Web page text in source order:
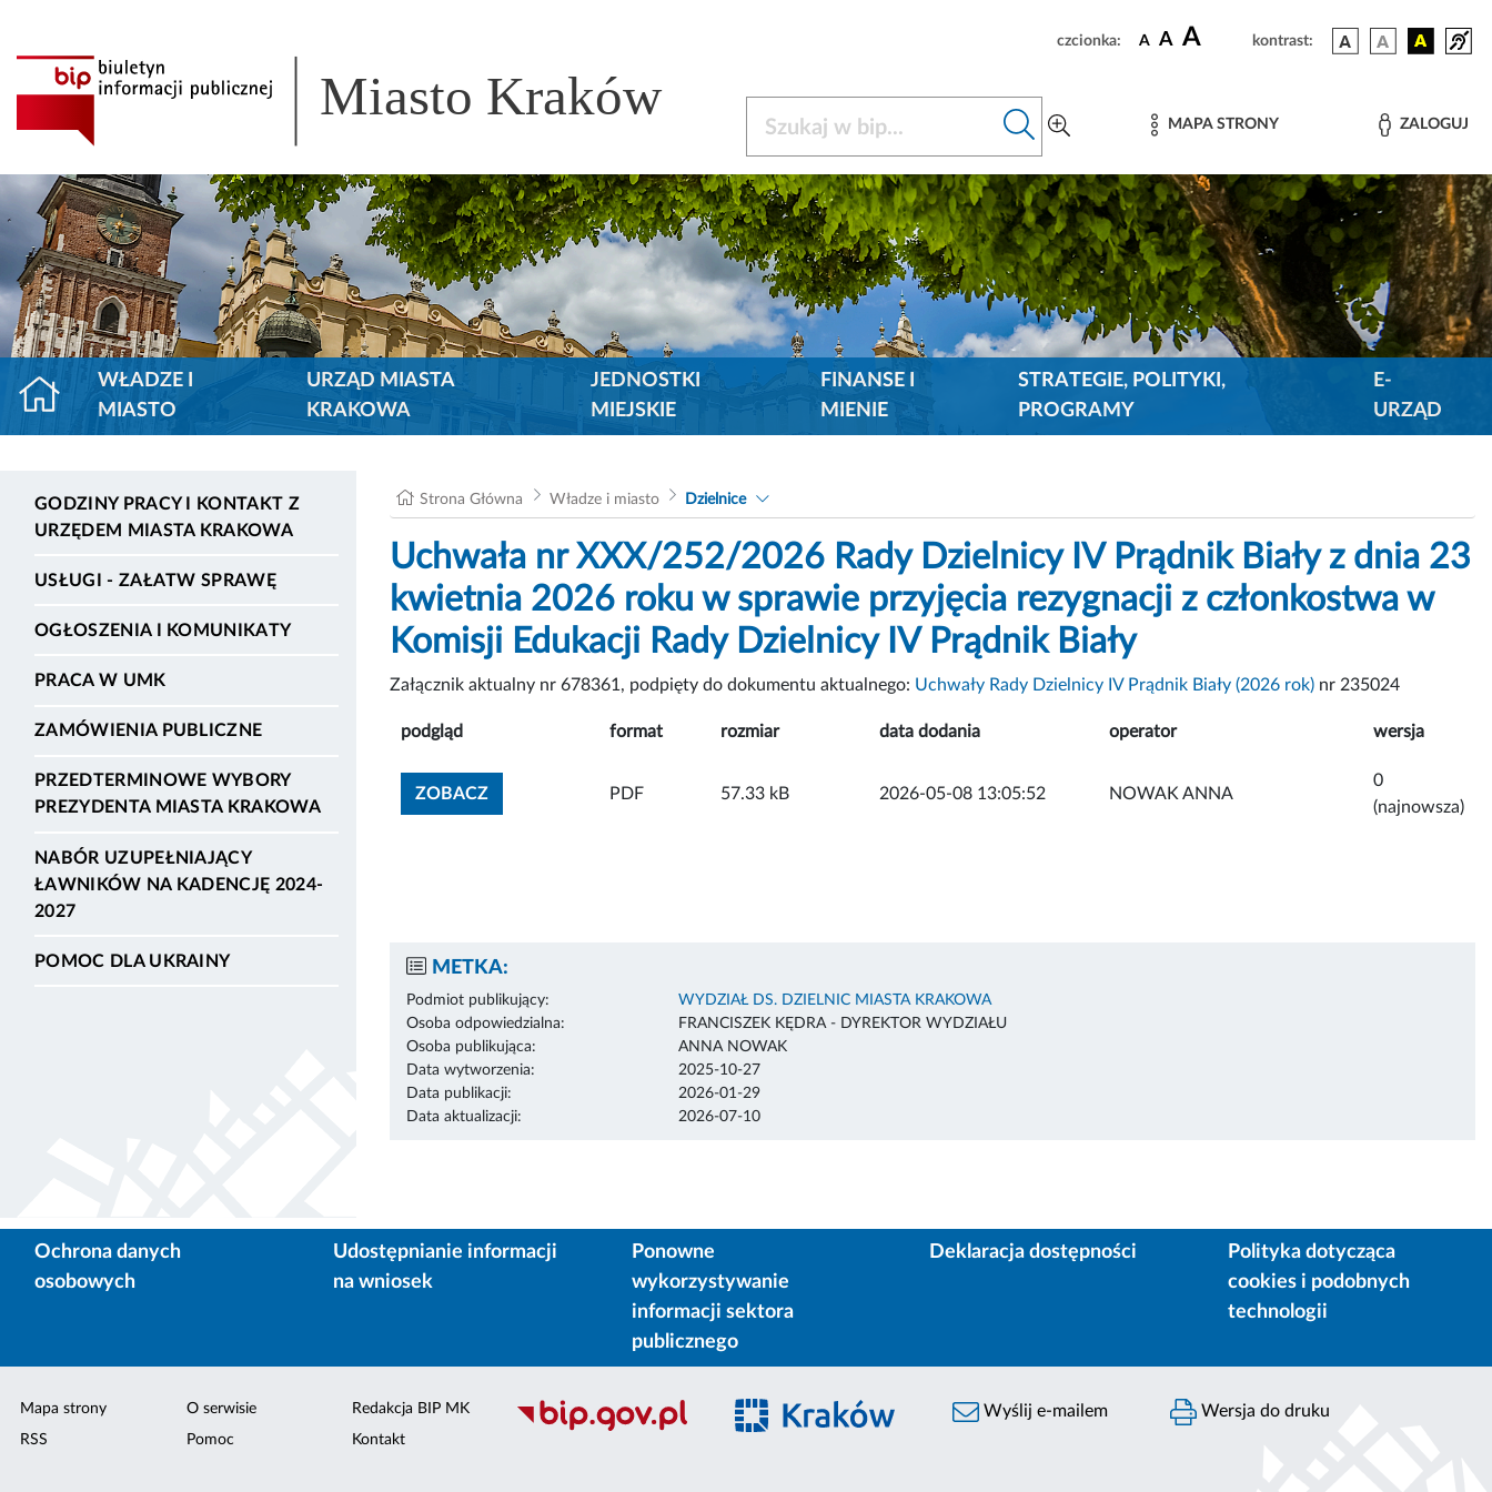
czcionka: A A A kontrast:
Miasto Kraków MAPA STRONY ZALOGUJ
WŁADZE I
MIASTO
URZĄD MIASTA
KRAKOWA
JEDNOSTKI
MIEJSKIE
FINANSE I
MIENIE
STRATEGIE, POLITYKI,
PROGRAMY
E-
URZĄD
GODZINY PRACY I KONTAKT Z
URZĘDEM MIASTA KRAKOWA
USŁUGI - ZAŁATW SPRAWĘ
OGŁOSZENIA I KOMUNIKATY
PRACA W UMK
ZAMÓWIENIA PUBLICZNE
PRZEDTERMINOWE WYBORY
PREZYDENTA MIASTA KRAKOWA
NABÓR UZUPEŁNIAJĄCY
ŁAWNIKÓW NA KADENCJĘ 2024-
2027
POMOC DLA UKRAINY
Strona Główna Władze i miasto Dzielnice
Uchwała nr XXX/252/2026 Rady Dzielnicy IV Prądnik Biały z dnia 23
kwietnia 2026 roku w sprawie przyjęcia rezygnacji z członkostwa w
Komisji Edukacji Rady Dzielnicy IV Prądnik Biały
Załącznik aktualny nr 678361, podpięty do dokumentu aktualnego: Uchwały Rady Dzielnicy IV Prądnik Biały (2026 rok) nr 235024
podgląd format rozmiar data dodania operator wersja
ZOBACZZOBACZ ZAŁĄCZNIK
PDF 57.33 kB 2026-05-08 13:05:52 NOWAK ANNA
0
(najnowsza)
METKA:
Podmiot publikujący:
WYDZIAŁ DS. DZIELNIC MIASTA KRAKOWA
Osoba odpowiedzialna:
FRANCISZEK KĘDRA - DYREKTOR WYDZIAŁU
Osoba publikująca:
ANNA NOWAK
Data wytworzenia:
2025-10-27
Data publikacji:
2026-01-29
Data aktualizacji:
2026-07-10
Ochrona danych
osobowych
Udostępnianie informacji
na wniosek
Ponowne
wykorzystywanie
informacji sektora
publicznego
Deklaracja dostępności
Polityka dotycząca
cookies i podobnych
technologii
Mapa strony
RSS
O serwisie
Pomoc
Redakcja BIP MK
Kontakt
Wyślij e-mailem Wersja do druku